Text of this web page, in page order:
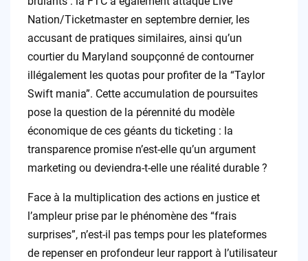
Nation/Ticketmaster en septembre dernier, les
accusant de pratiques similaires, ainsi qu’un
courtier du Maryland soupçonné de contourner
illégalement les quotas pour profiter de la “Taylor
Swift mania”. Cette accumulation de poursuites
pose la question de la pérennité du modèle
économique de ces géants du ticketing : la
transparence promise n’est-elle qu’un argument
marketing ou deviendra-t-elle une réalité durable ?
Face à la multiplication des actions en justice et
l’ampleur prise par le phénomène des “frais
surprises”, n’est-il pas temps pour les plateformes
de repenser en profondeur leur rapport à l’utilisateur